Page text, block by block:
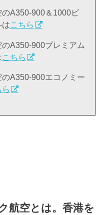
A350-900＆1000ビ
こちら
A350-900プレミアム
こちら
A350-900エコノミー
ら
航空とは。香港を